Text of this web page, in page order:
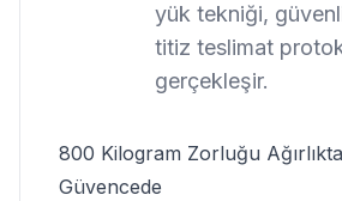
yük tekniği,
titiz teslimat
gerçekleşir.
800 Kilogram Zorluğu Ağırlıkta
Güvencede